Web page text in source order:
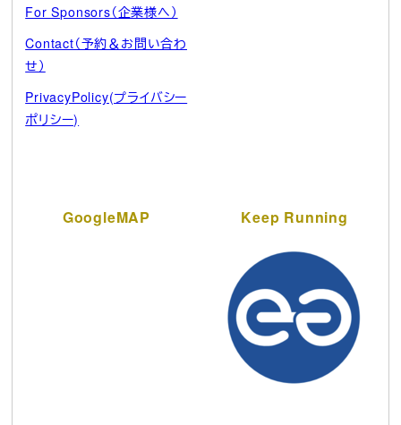
For Sponsors（企業様へ）
Contact（予約＆お問い合わ
せ）
PrivacyPolicy(プライバシー
ポリシー)
GoogleMAP Keep Running